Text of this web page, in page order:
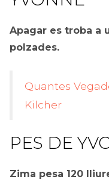
Apagar es troba a
polzades.
Quantes
Kilcher
PES DE
Zima pesa 120